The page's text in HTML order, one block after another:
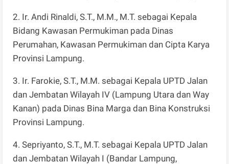
2. Ir. Andi Rinaldi, S.T., M.M., M.T. sebagai Kepala
Bidang Kawasan Permukiman pada Dinas
Perumahan, Kawasan Permukiman dan Cipta Karya
Provinsi Lampung.
3. Ir. Farokie, S.T., M.M. sebagai Kepala UPTD Jalan
dan Jembatan Wilayah IV (Lampung Utara dan Way
Kanan) pada Dinas Bina Marga dan Bina Konstruksi
Provinsi Lampung.
4. Sepriyanto, S.T., M.T. sebagai Kepala UPTD Jalan
dan Jembatan Wilayah I (Bandar Lampung,